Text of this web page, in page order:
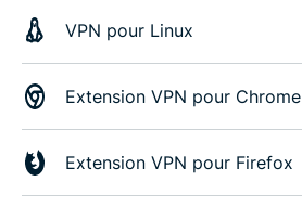
VPN pour Linux
Extension VPN pour Chrome
Extension VPN pour Firefox